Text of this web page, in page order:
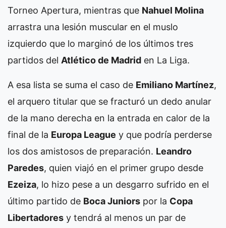
Torneo Apertura, mientras que Nahuel Molina
arrastra una lesión muscular en el muslo
izquierdo que lo marginó de los últimos tres
partidos del Atlético de Madrid en La Liga.
A esa lista se suma el caso de Emiliano Martínez,
el arquero titular que se fracturó un dedo anular
de la mano derecha en la entrada en calor de la
final de la Europa League y que podría perderse
los dos amistosos de preparación. Leandro
Paredes, quien viajó en el primer grupo desde
Ezeiza, lo hizo pese a un desgarro sufrido en el
último partido de Boca Juniors por la Copa
Libertadores y tendrá al menos un par de